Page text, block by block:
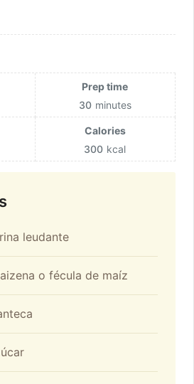
Prep time
30 minutes
Calories
300 kcal
leudante
o fécula de maíz